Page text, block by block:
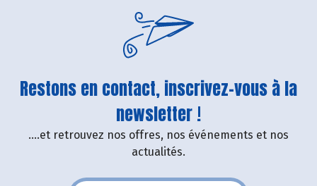
Restons en contact, inscrivez-vous à la
newsletter !
....et retrouvez nos offres, nos événements et nos
actualités.